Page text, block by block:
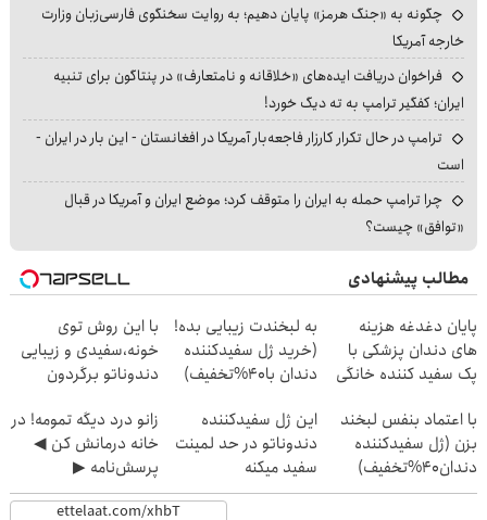
چگونه به «جنگ هرمز» پایان دهیم؛ به روایت سخنگوی فارسی‌زبان وزارت
خارجه آمریکا
فراخوان دریافت ایده‌های «خلاقانه و نامتعارف» در پنتاگون برای تنبیه
ایران؛ کفگیر ترامپ به ته دیگ خورد!
ترامپ در حال تکرار کارزار فاجعه‌بار آمریکا در افغانستان - این بار در ایران -
است
چرا ترامپ حمله به ایران را متوقف کرد؛ موضع ایران و آمریکا در قبال
«توافق» چیست؟
مطالب پیشنهادی
پایان دغدغه هزینه
های دندان پزشکی با
پک سفید کننده خانگی
به لبخندت زیبایی بده!
(خرید ژل سفیدکننده
دندان با40%تخفیف)
با این روش توی
خونه،سفیدی و زیبایی
دندوناتو برگردون
با اعتماد بنفس لبخند
بزن (ژل سفیدکننده
دندان40%تخفیف)
این ژل سفیدکننده
دندوناتو در حد لمینت
سفید میکنه
(40%تخفیف)
زانو درد دیگه تمومه! در
خانه درمانش کن ◀
پرسش‌نامه ▶